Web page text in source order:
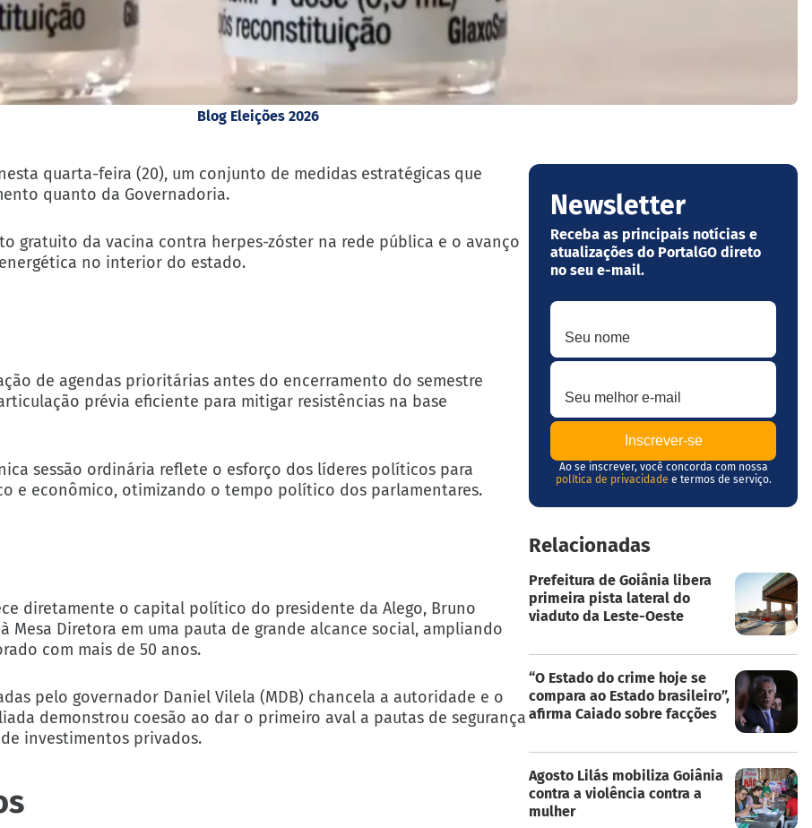
Blog Eleições 2026
quarta-feira (20), um conjunto de medidas estratégicas que
quanto da Governadoria.
gratuito da vacina contra herpes-zóster na rede pública e o avanço
no interior do estado.
de agendas prioritárias antes do encerramento do semestre
prévia eficiente para mitigar resistências na base
sessão ordinária reflete o esforço dos líderes políticos para
e econômico, otimizando o tempo político dos parlamentares.
diretamente o capital político do presidente da Alego, Bruno
Mesa Diretora em uma pauta de grande alcance social, ampliando
com mais de 50 anos.
pelo governador Daniel Vilela (MDB) chancela a autoridade e o
demonstrou coesão ao dar o primeiro aval a pautas de segurança
investimentos privados.
Newsletter
Receba as principais notícias e
atualizações do PortalGO direto
no seu e-mail.
Seu nome
Seu melhor e-mail
Ao se inscrever, você concorda com nossa
política de privacidade e termos de serviço.
Relacionadas
Prefeitura de Goiânia libera
primeira pista lateral do
viaduto da Leste-Oeste
“O Estado do crime hoje se
compara ao Estado brasileiro”,
afirma Caiado sobre facções
Agosto Lilás mobiliza Goiânia
contra a violência contra a
mulher